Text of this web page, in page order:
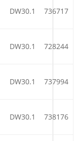
DW30.1 736717
DW30.1 728244
DW30.1 737994
DW30.1 738176